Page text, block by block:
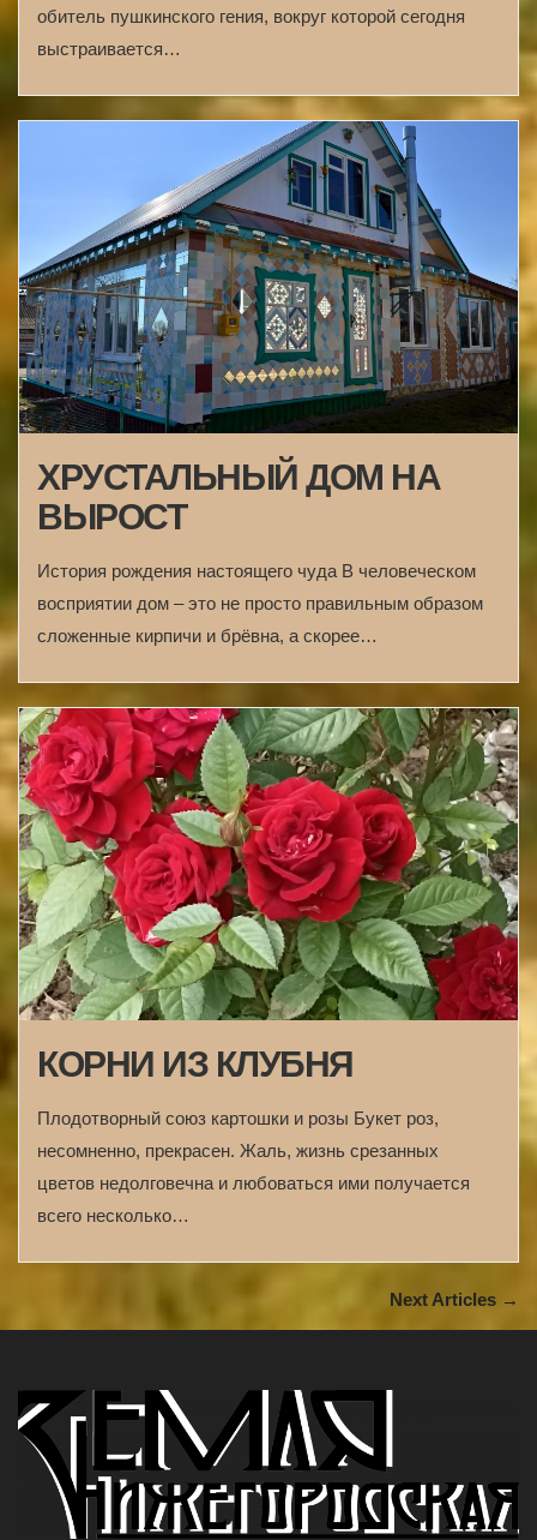
обитель пушкинского гения, вокруг которой сегодня
выстраивается…
ХРУСТАЛЬНЫЙ ДОМ НА
ВЫРОСТ
История рождения настоящего чуда В человеческом
восприятии дом – это не просто правильным образом
сложенные кирпичи и брёвна, а скорее…
КОРНИ ИЗ КЛУБНЯ
Плодотворный союз картошки и розы Букет роз,
несомненно, прекрасен. Жаль, жизнь срезанных
цветов недолговечна и любоваться ими получается
всего несколько…
Next Articles →